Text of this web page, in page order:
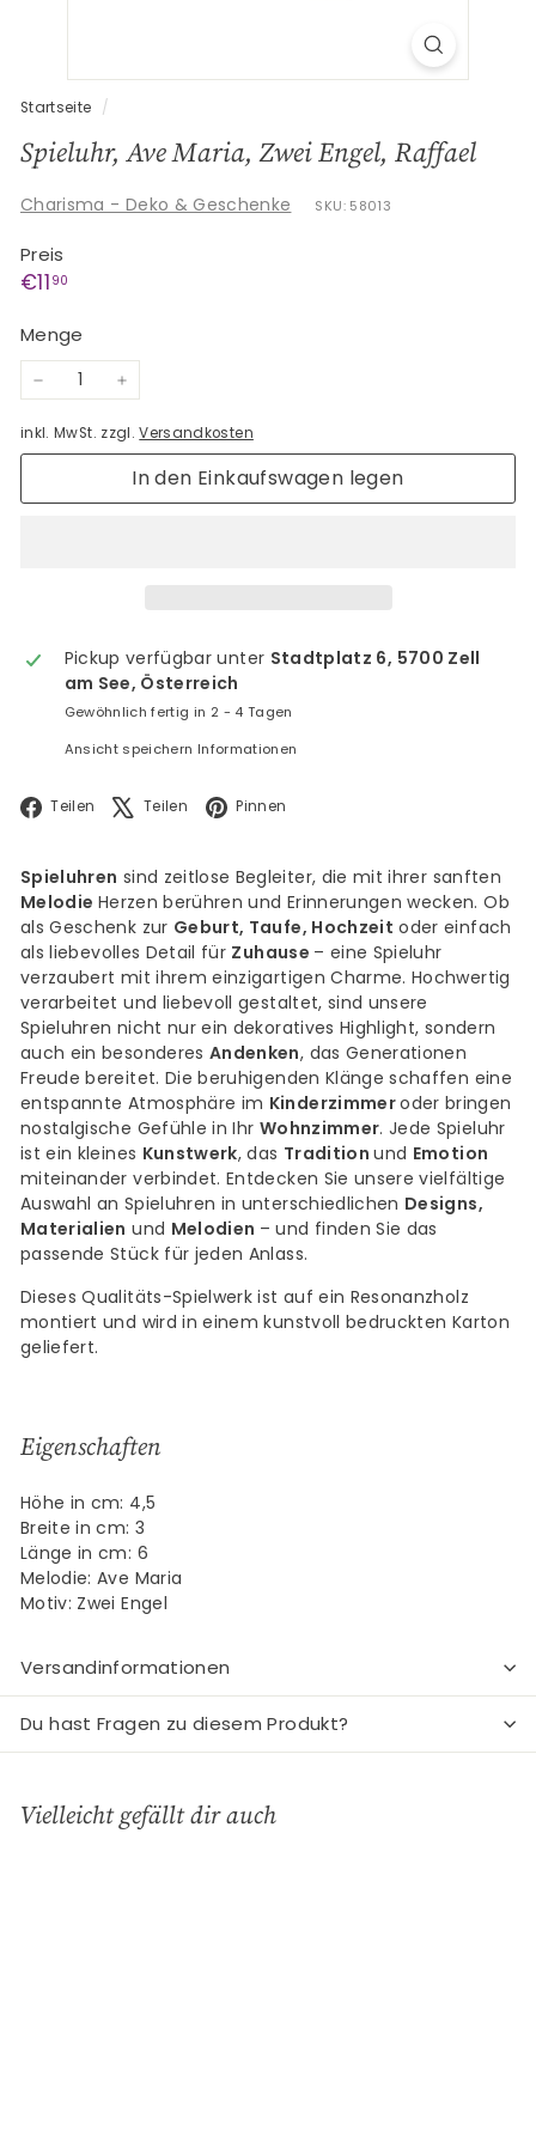
c
h
e
n
e
Startseite /
Spieluhr, Ave Maria, Zwei Engel, Raffael
Charisma - Deko & Geschenke SKU: 58013
Preis
Normaler
€11 90
Menge
− +
inkl. MwSt. zzgl.Versandkosten
In den Einkaufswagen legen
Pickup verfügbar unter Stadtplatz 6, 5700 Zell
am See, Österreich
Gewöhnlich fertig in 2 - 4 Tagen
Ansicht speichern Informationen
Teilen Facebook
Teilen X Pinnen
Spieluhren sind zeitlose Begleiter, die mit ihrer sanften
Melodie Herzen berühren und Erinnerungen wecken. Ob
als Geschenk zur Geburt, Taufe, Hochzeit oder einfach
als liebevolles Detail für Zuhause – eine Spieluhr
verzaubert mit ihrem einzigartigen Charme. Hochwertig
verarbeitet und liebevoll gestaltet, sind unsere
Spieluhren nicht nur ein dekoratives Highlight, sondern
auch ein besonderesAndenken, das Generationen
Freude bereitet. Die beruhigenden Klänge schaffen eine
entspannte Atmosphäre im Kinderzimmeroder bringen
nostalgische Gefühle in Ihr Wohnzimmer. Jede Spieluhr
ist ein kleines Kunstwerk, das Traditionund Emotion
miteinander verbindet. Entdecken Sie unsere vielfältige
Auswahl an Spieluhren in unterschiedlichen Designs,
Materialien und Melodien – und finden Sie das
passende Stück für jeden Anlass.
Dieses Qualitäts-Spielwerk ist auf ein Resonanzholz
montiert und wird in einem kunstvoll bedruckten Karton
geliefert.
Eigenschaften
Höhe in cm: 4,5
Breite in cm: 3
Länge in cm: 6
Melodie: Ave Maria
Motiv: Zwei Engel
Versandinformationen
Du hast Fragen zu diesem Produkt?
Vielleicht gefällt dir auch